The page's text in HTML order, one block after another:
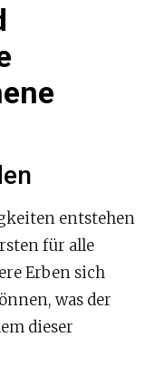
entstehen
für alle
Erben sich
was der
dieser